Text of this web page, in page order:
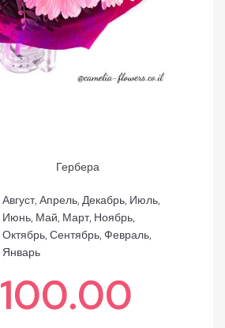
Гербера
Август, Апрель, Декабрь, Июль,
Июнь, Май, Март, Ноябрь,
Октябрь, Сентябрь, Февраль,
Январь
100.00